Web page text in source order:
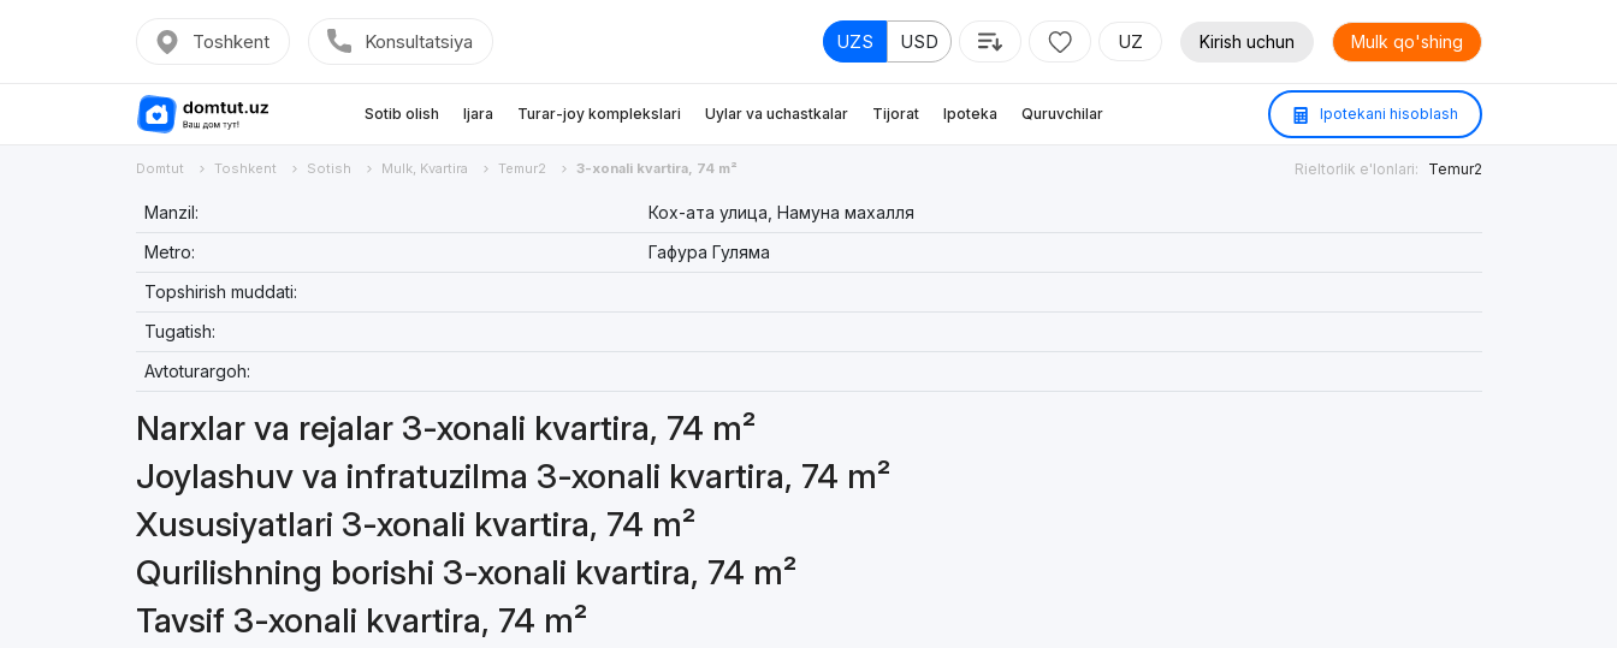
Toshkent Konsultatsiya UZS USD UZ Kirish uchun Mulk qo'shing
Sotib olish Ijara Turar-joy komplekslari Uylar va uchastkalar Tijorat Ipoteka Quruvchilar Ipotekani hisoblash
Domtut Toshkent Sotish Mulk, Kvartira Temur2 3-xonali kvartira, 74 m² Rieltorlik e'lonlari: Temur2
Manzil:
Кох-ата улица, Намуна махалля
Metro:
Гафура Гуляма
Topshirish muddati:
Tugatish:
Avtoturargoh:
Narxlar va rejalar 3-xonali kvartira, 74 m²
Joylashuv va infratuzilma 3-xonali kvartira, 74 m²
Xususiyatlari 3-xonali kvartira, 74 m²
Qurilishning borishi 3-xonali kvartira, 74 m²
Tavsif 3-xonali kvartira, 74 m²